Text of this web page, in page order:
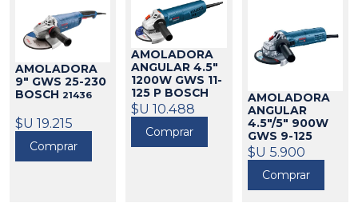
AMOLADORA
9" GWS 25-230
BOSCH 21436
$U 19.215
Comprar
AMOLADORA
ANGULAR 4.5"
1200W GWS 11-
125 P BOSCH
21021
$U 10.488
Comprar
AMOLADORA
ANGULAR
4.5"/5" 900W
GWS 9-125
BOSCH21303
$U 5.900
Comprar